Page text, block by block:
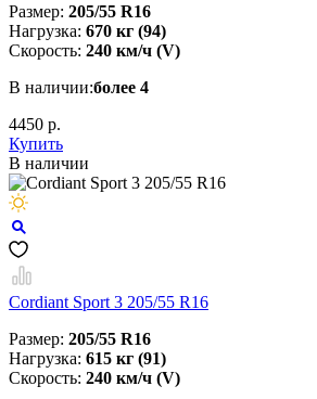
Размер: 205/55 R16
Нагрузка: 670 кг (94)
Скорость: 240 км/ч (V)
В наличии:более 4
4450 р.
Купить
В наличии
Cordiant Sport 3 205/55 R16
Размер: 205/55 R16
Нагрузка: 615 кг (91)
Скорость: 240 км/ч (V)